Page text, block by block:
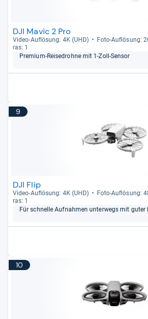
DJI Mavic 2 Pro
Video-​Auf­lö­sung: 4K (UHD) Foto-​Auf­lö­sung:
ras: 1
Pre­mium-​Rei­se­drohne mit 1-​Zoll-​Sen­sor
9
DJI Flip
Video-​Auf­lö­sung: 4K (UHD) Foto-​Auf­lö­sung:
ras: 1
Für schnelle Auf­nah­men unter­wegs mit
10